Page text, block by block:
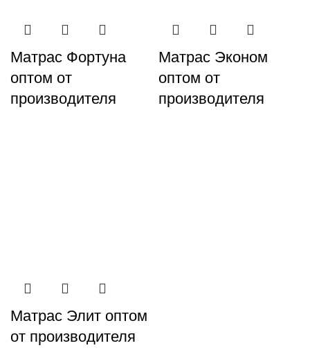
Матрас Фортуна
оптом от
производителя
Матрас Эконом
оптом от
производителя
Матрас Элит оптом
от производителя